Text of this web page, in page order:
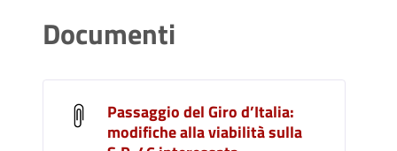
Documenti
Passaggio del Giro d’Italia:
modifiche alla viabilità sulla